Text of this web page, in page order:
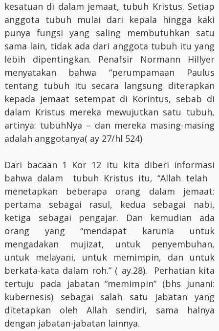
kesatuan di dalam jemaat, tubuh Kristus. Setiap
anggota tubuh mulai dari kepala hingga kaki
punya fungsi yang saling membutuhkan satu
sama lain, tidak ada dari anggota tubuh itu yang
lebih dipentingkan. Penafsir Normann Hillyer
menyatakan bahwa “perumpamaan Paulus
tentang tubuh itu secara langsung diterapkan
kepada jemaat setempat di Korintus, sebab di
dalam Kristus mereka mewujutkan satu tubuh,
artinya: tubuhNya – dan mereka masing-masing
adalah anggotanya( ay 27/hl 524)
Dari bacaan 1 Kor 12 itu kita diberi informasi
bahwa dalam tubuh Kristus itu, “Allah telah
menetapkan beberapa orang dalam jemaat:
pertama sebagai rasul, kedua sebagai nabi,
ketiga sebagai pengajar. Dan kemudian ada
orang yang “mendapat karunia untuk
mengadakan mujizat, untuk penyembuhan,
untuk melayani, untuk memimpin, dan untuk
berkata-kata dalam roh.” ( ay.28). Perhatian kita
tertuju pada jabatan “memimpin” (bhs Junani:
kubernesis) sebagai salah satu jabatan yang
ditetapkan oleh Allah sendiri, sama halnya
dengan jabatan-jabatan lainnya.